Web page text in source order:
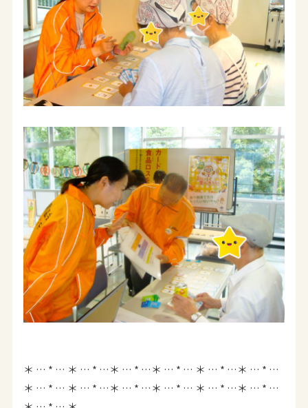
＊ … * … ＊ … * …＊ … * …＊ … * … ＊ … * …＊ … * …
＊ … * … ＊ … * …＊ … * …＊ … * … ＊ … * …＊ … * …